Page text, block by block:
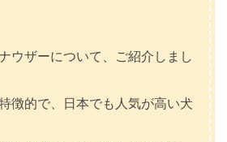
ウザーについて、ご紹介しまし
徴的で、日本でも人気が高い犬